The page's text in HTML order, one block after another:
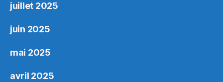
juillet 2025
juin 2025
mai 2025
avril 2025